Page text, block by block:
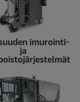
imurointi-
ja